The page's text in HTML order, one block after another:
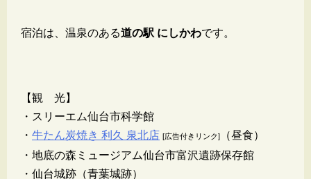
宿泊は、温泉のある道の駅 にしかわです。
【観 光】
・スリーエム仙台市科学館
・ 牛たん炭焼き 利久 泉北店 [広告付きリンク]
（昼食）
・地底の森ミュージアム仙台市富沢遺跡保存館
・仙台城跡（青葉城跡）